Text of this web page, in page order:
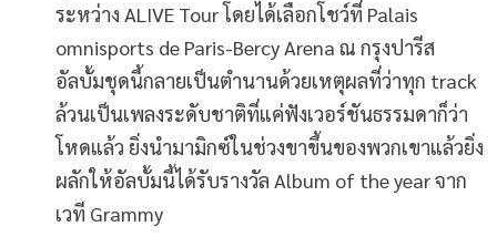
ระหว่าง ALIVE Tour โดยได้เลือกโชว์ที่ Palais
omnisports de Paris-Bercy Arena ณ กรุงปารีส
อัลบั้มชุดนี้กลายเป็นตำนานด้วยเหตุผลที่ว่าทุก track
ล้วนเป็นเพลงระดับชาติที่แค่ฟังเวอร์ชันธรรมดาก็ว่า
โหดแล้ว ยิ่งนำมามิกซ์ในช่วงขาขึ้นของพวกเขาแล้วยิ่ง
ผลักให้อัลบั้มนี้ได้รับรางวัล Album of the year จาก
เวที Grammy